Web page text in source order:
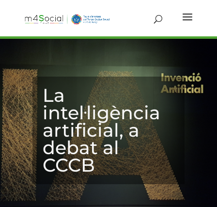
La
intel·ligència
artificial, a
debat al
CCCB